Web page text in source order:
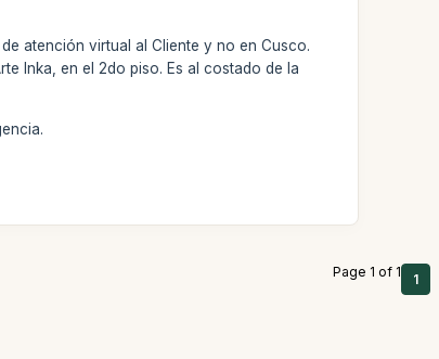
atención virtual al Cliente y no en Cusco.
Inka, en el 2do piso. Es al costado de la
Page 1 of 1 1